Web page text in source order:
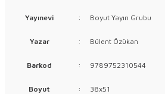
Yayınevi : Boyut Yayın Grubu
Yazar : Bülent Özükan
Barkod : 9789752310544
Boyut : 38x51